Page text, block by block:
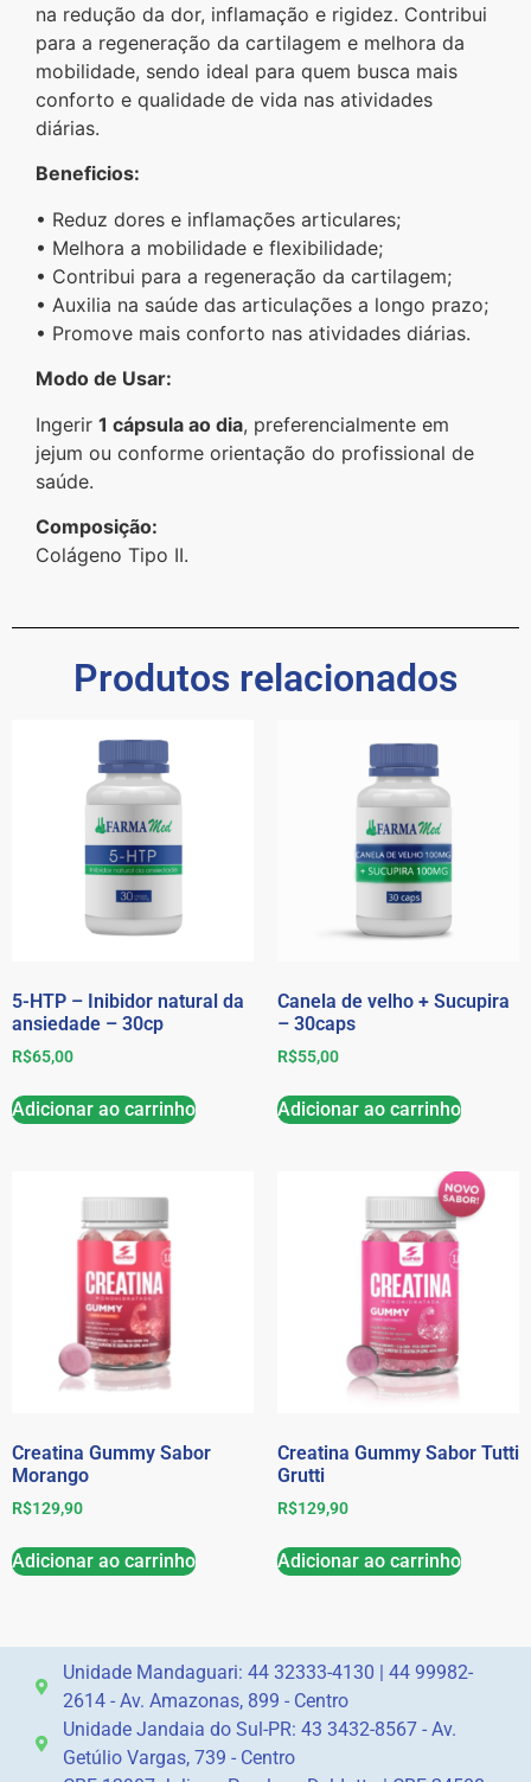
na redução da dor, inflamação e rigidez. Contribui
para a regeneração da cartilagem e melhora da
mobilidade, sendo ideal para quem busca mais
conforto e qualidade de vida nas atividades
diárias.
Beneficios:
• Reduz dores e inflamações articulares;
• Melhora a mobilidade e flexibilidade;
• Contribui para a regeneração da cartilagem;
• Auxilia na saúde das articulações a longo prazo;
• Promove mais conforto nas atividades diárias.
Modo de Usar:
Ingerir 1 cápsula ao dia, preferencialmente em
jejum ou conforme orientação do profissional de
saúde.
Composição:
Colágeno Tipo II.
Produtos relacionados
5-HTP – Inibidor natural da
ansiedade – 30cp
R$65,00
Adicionar ao carrinho
Canela de velho + Sucupira
– 30caps
R$55,00
Adicionar ao carrinho
Creatina Gummy Sabor
Morango
R$129,90
Adicionar ao carrinho
Creatina Gummy Sabor Tutti
Grutti
R$129,90
Adicionar ao carrinho
Unidade Mandaguari: 44 32333-4130 | 44 99982-
2614 - Av. Amazonas, 899 - Centro
Unidade Jandaia do Sul-PR: 43 3432-8567 - Av.
Getúlio Vargas, 739 - Centro